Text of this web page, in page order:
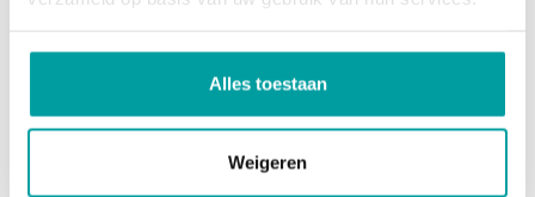
Alles toestaan
Weigeren